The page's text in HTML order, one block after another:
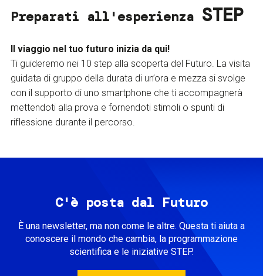
Preparati all'esperienza STEP
Il viaggio nel tuo futuro inizia da qui!
Ti guideremo nei 10 step alla scoperta del Futuro. La visita
guidata di gruppo della durata di un’ora e mezza si svolge
con il supporto di uno smartphone che ti accompagnerà
mettendoti alla prova e fornendoti stimoli o spunti di
riflessione durante il percorso.
C'è posta dal Futuro
È una newsletter, ma non come le altre. Questa ti aiuta a
conoscere il mondo che cambia, la programmazione
scientifica e le iniziative STEP.